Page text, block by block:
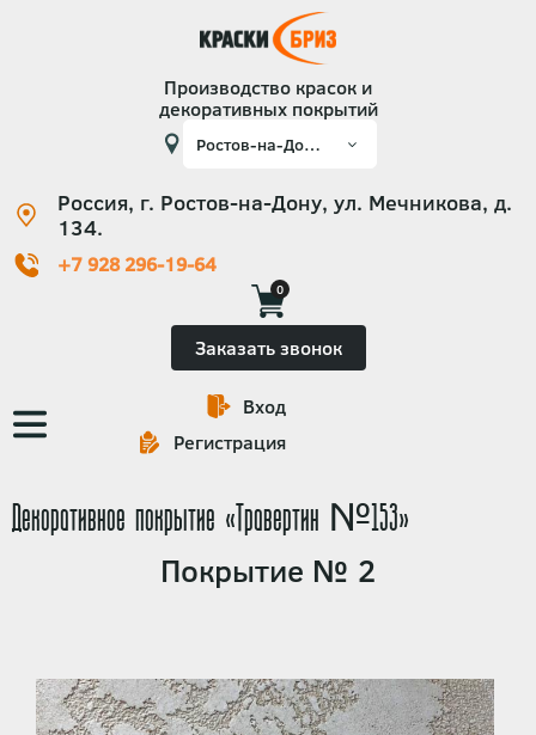
Производство красок и
декоративных покрытий
Россия, г. Ростов-на-Дону, ул. Мечникова, д.
134.
+7 928 296-19-64
0
Заказать звонок
Основная
навигация
Вход
Регистрация
Декоративное покрытие «Травертин №153»
Покрытие № 2